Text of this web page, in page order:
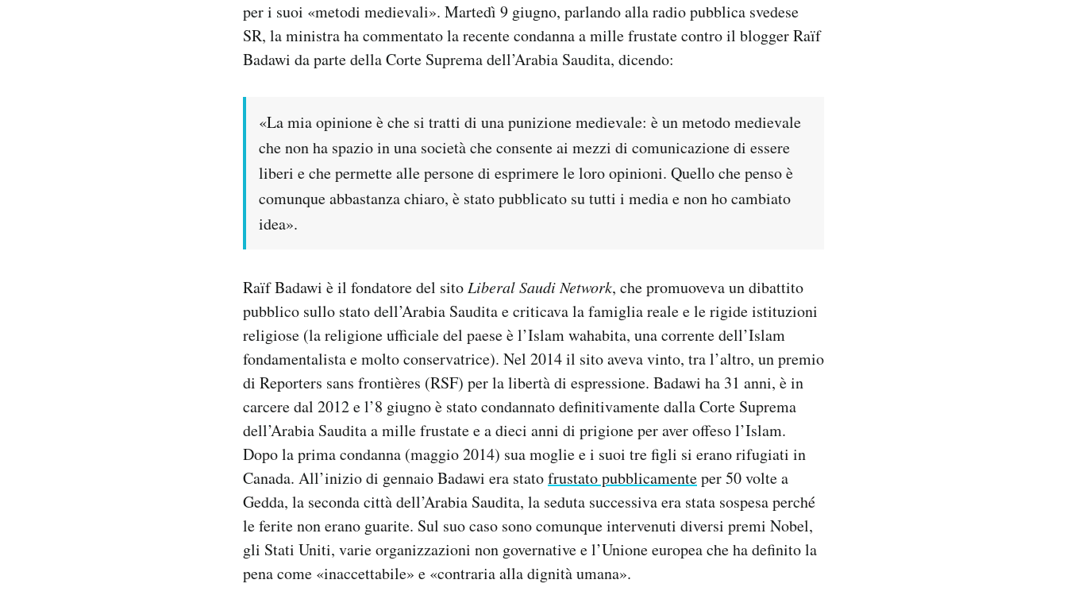
per i suoi «metodi medievali». Martedì 9 giugno, parlando alla radio pubblica svedese
SR, la ministra ha commentato la recente condanna a mille frustate contro il blogger Raïf
Badawi da parte della Corte Suprema dell’Arabia Saudita, dicendo:
«La mia opinione è che si tratti di una punizione medievale: è un metodo medievale
che non ha spazio in una società che consente ai mezzi di comunicazione di essere
liberi e che permette alle persone di esprimere le loro opinioni. Quello che penso è
comunque abbastanza chiaro, è stato pubblicato su tutti i media e non ho cambiato
idea».
Raïf Badawi è il fondatore del sitoLiberal Saudi Network, che promuoveva un dibattito
pubblico sullo stato dell’Arabia Saudita e criticava la famiglia reale e le rigide istituzioni
religiose (la religione ufficiale del paese è l’Islam wahabita, una corrente dell’Islam
fondamentalista e molto conservatrice). Nel 2014 il sito aveva vinto, tra l’altro, un premio
di Reporters sans frontières (RSF) per la libertà di espressione. Badawi ha 31 anni, è in
carcere dal 2012 e l’8 giugno è stato condannato definitivamente dalla Corte Suprema
dell’Arabia Saudita a mille frustate e a dieci anni di prigione per aver offeso l’Islam.
Dopo la prima condanna (maggio 2014) sua moglie e i suoi tre figli si erano rifugiati in
Canada. All’inizio di gennaio Badawi era statofrustato pubblicamenteper 50 volte a
Gedda, la seconda città dell’Arabia Saudita, la seduta successiva era stata sospesa perché
le ferite non erano guarite. Sul suo caso sono comunque intervenuti diversi premi Nobel,
gli Stati Uniti, varie organizzazioni non governative e l’Unione europea che ha definito la
pena come «inaccettabile» e «contraria alla dignità umana».